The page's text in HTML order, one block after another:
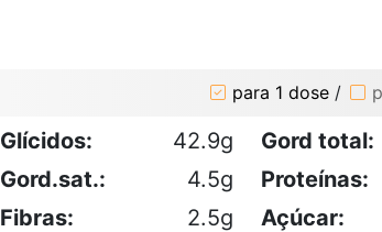
para 1 dose /
Glícidos: 42.9g Gord total:
Gord.sat.:
4.5g Proteínas:
Fibras:
2.5g Açúcar: